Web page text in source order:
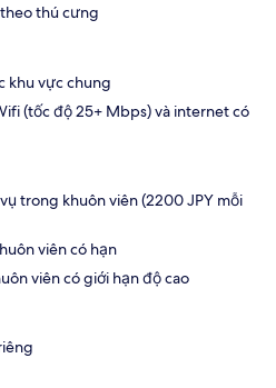
thú cưng
khu vực chung
(tốc độ 25+ Mbps) và internet có
trong khuôn viên (2200 JPY mỗi
viên có hạn
viên có giới hạn độ cao